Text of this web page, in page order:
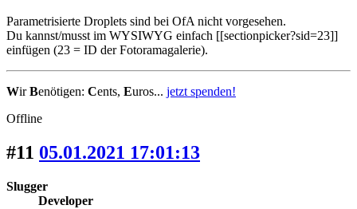
Parametrisierte Droplets sind bei OfA nicht vorgesehen.
Du kannst/musst im WYSIWYG einfach [[sectionpicker?sid=23]]
einfügen (23 = ID der Fotoramagalerie).
WirBenötigen: Cents, Euros... jetzt spenden!
Offline
#11 05.01.2021 17:01:13
Slugger
Developer